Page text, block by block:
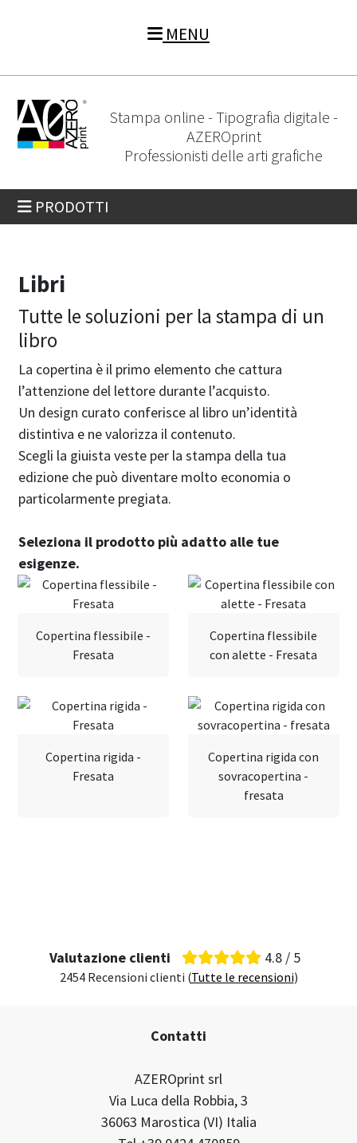
MENU
Stampa online - Tipografia digitale -
AZEROprint
Professionisti delle arti grafiche
PRODOTTI
Libri
Tutte le soluzioni per la stampa di un
libro
La copertina è il primo elemento che cattura
l’attenzione del lettore durante l’acquisto.
Un design curato conferisce al libro un’identità
distintiva e ne valorizza il contenuto.
Scegli la giuista veste per la stampa della tua
edizione che può diventare molto economia o
particolarmente pregiata.
Seleziona il prodotto più adatto alle tue
esigenze.
Copertina flessibile -
Fresata
Copertina flessibile
con alette - Fresata
Copertina rigida -
Fresata
Copertina rigida con
sovracopertina -
fresata
Valutazione clienti 4.8 / 5
2454 Recensioni clienti (Tutte le recensioni)
Contatti
AZEROprint srl
Via Luca della Robbia, 3
36063 Marostica (VI) Italia